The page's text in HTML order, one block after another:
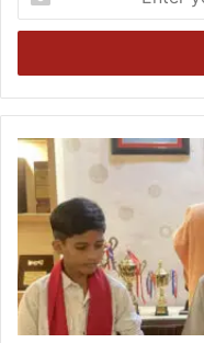
your
Email